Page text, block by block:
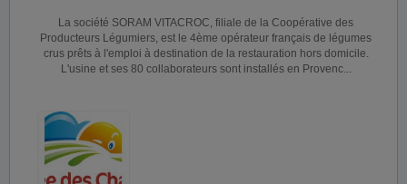
La société SORAM VITACROC, filiale de la Coopérative des
Producteurs Légumiers, est le 4ème opérateur français de légumes
crus prêts à l'emploi à destination de la restauration hors domicile.
L'usine et ses 80 collaborateurs sont installés en Provenc...